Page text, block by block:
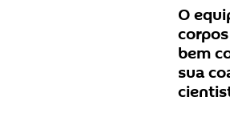
O
bem
sua